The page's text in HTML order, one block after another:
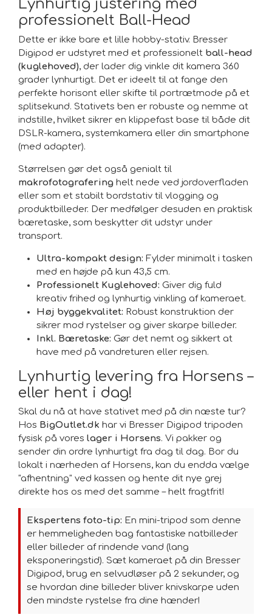
1x bærerem
Lynhurtig justering med
professionelt Ball-Head
Dette er ikke bare et lille hobby-stativ. Bresser
Digipod er udstyret med et professionelt ball-head
(kuglehoved), der lader dig vinkle dit kamera 360
grader lynhurtigt. Det er ideelt til at fange den
perfekte horisont eller skifte til portrætmode på et
splitsekund. Stativets ben er robuste og nemme at
indstille, hvilket sikrer en klippefast base til både dit
DSLR-kamera, systemkamera eller din smartphone
(med adapter).
Størrelsen gør det også genialt til
makrofotografering helt nede ved jordoverfladen
eller som et stabilt bordstativ til vlogging og
produktbilleder. Der medfølger desuden en praktisk
bæretaske, som beskytter dit udstyr under
transport.
Ultra-kompakt design: Fylder minimalt i tasken
med en højde på kun 43,5 cm.
Professionelt Kuglehoved: Giver dig fuld
kreativ frihed og lynhurtig vinkling af kameraet.
Høj byggekvalitet: Robust konstruktion der
sikrer mod rystelser og giver skarpe billeder.
Inkl. Bæretaske: Gør det nemt og sikkert at
have med på vandreturen eller rejsen.
Lynhurtig levering fra Horsens –
eller hent i dag!
Skal du nå at have stativet med på din næste tur?
Hos BigOutlet.dk har vi Bresser Digipod tripoden
fysisk på vores lager i Horsens. Vi pakker og
sender din ordre lynhurtigt fra dag til dag. Bor du
lokalt i nærheden af Horsens, kan du endda vælge
"afhentning" ved kassen og hente dit nye grej
direkte hos os med det samme – helt fragtfrit!
Ekspertens foto-tip: En mini-tripod som denne
er hemmeligheden bag fantastiske natbilleder
eller billeder af rindende vand (lang
eksponeringstid). Sæt kameraet på din Bresser
Digipod, brug en selvudløser på 2 sekunder, og
se hvordan dine billeder bliver knivskarpe uden
den mindste rystelse fra dine hænder!